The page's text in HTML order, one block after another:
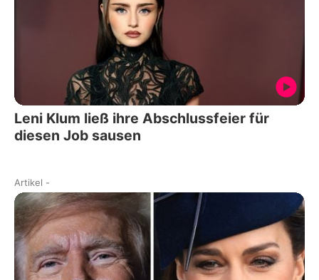
Leni Klum ließ ihre Abschlussfeier für
diesen Job sausen
Artikel -